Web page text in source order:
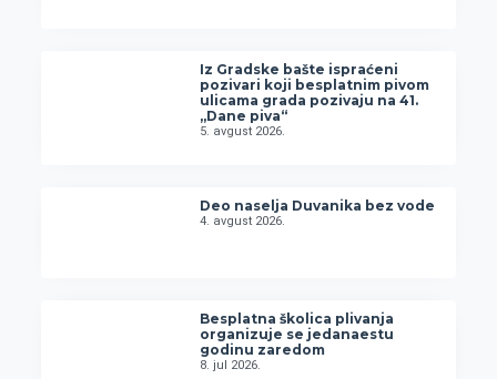
Iz Gradske bašte ispraćeni
pozivari koji besplatnim pivom
ulicama grada pozivaju na 41.
„Dane piva“
5. avgust 2026.
Deo naselja Duvanika bez vode
4. avgust 2026.
Besplatna školica plivanja
organizuje se jedanaestu
godinu zaredom
8. jul 2026.